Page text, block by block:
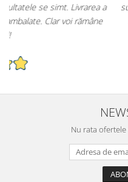
superalimente și vitamine
mai liniștită știind că le
clienți este
Nu rata